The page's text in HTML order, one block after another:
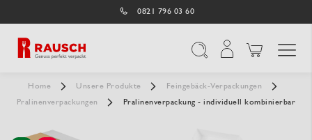
0821 796 03 60
Home Unsere Produkte
Feingebäck-Verpackungen
Pralinenverpackungen
Pralinenverpackung - individuell kombinierbar